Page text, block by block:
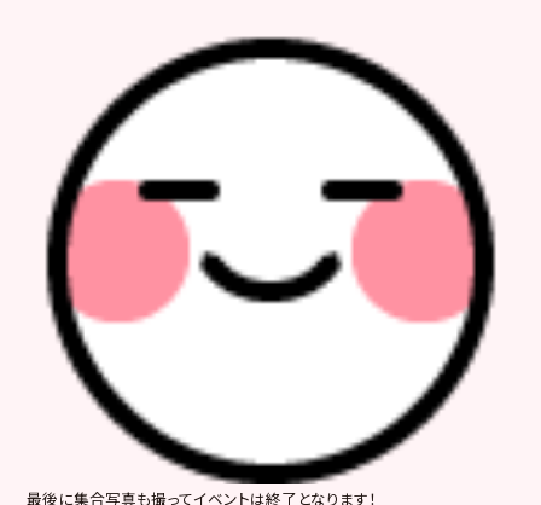
最後に集合写真も撮ってイベントは終了となります！